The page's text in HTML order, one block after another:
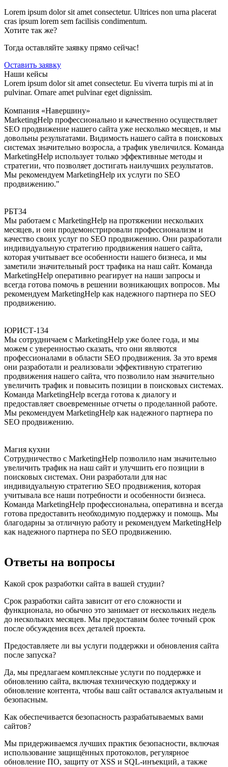
Lorem ipsum dolor sit amet consectetur. Ultrices non urna placerat
cras ipsum lorem sem facilisis condimentum.
Хотите так же?
Тогда оставляйте заявку прямо сейчас!
Оставить заявку
Наши кейсы
Lorem ipsum dolor sit amet consectetur. Eu viverra turpis mi at in
pulvinar. Ornare amet pulvinar eget dignissim.
Компания «Навершину»
MarketingHelp профессионально и качественно осуществляет
SEO продвижение нашего сайта уже несколько месяцев, и мы
довольны результатами. Видимость нашего сайта в поисковых
системах значительно возросла, а трафик увеличился. Команда
MarketingHelp использует только эффективные методы и
стратегии, что позволяет достигать наилучших результатов.
Мы рекомендуем MarketingHelp их услуги по SEO
продвижению."
РБТ34
Мы работаем с MarketingHelp на протяжении нескольких
месяцев, и они продемонстрировали профессионализм и
качество своих услуг по SEO продвижению. Они разработали
индивидуальную стратегию продвижения нашего сайта,
которая учитывает все особенности нашего бизнеса, и мы
заметили значительный рост трафика на наш сайт. Команда
MarketingHelp оперативно реагирует на наши запросы и
всегда готова помочь в решении возникающих вопросов. Мы
рекомендуем MarketingHelp как надежного партнера по SEO
продвижению.
ЮРИСТ-134
Мы сотрудничаем с MarketingHelp уже более года, и мы
можем с уверенностью сказать, что они являются
профессионалами в области SEO продвижения. За это время
они разработали и реализовали эффективную стратегию
продвижения нашего сайта, что позволило нам значительно
увеличить трафик и повысить позиции в поисковых системах.
Команда MarketingHelp всегда готова к диалогу и
предоставляет своевременные отчеты о проделанной работе.
Мы рекомендуем MarketingHelp как надежного партнера по
SEO продвижению.
Магия кухни
Сотрудничество с MarketingHelp позволило нам значительно
увеличить трафик на наш сайт и улучшить его позиции в
поисковых системах. Они разработали для нас
индивидуальную стратегию SEO продвижения, которая
учитывала все наши потребности и особенности бизнеса.
Команда MarketingHelp профессиональна, оперативна и всегда
готова предоставить необходимую поддержку и помощь. Мы
благодарны за отличную работу и рекомендуем MarketingHelp
как надежного партнера по SEO продвижению.
Ответы на вопросы
Какой срок разработки сайта в вашей студии?
Срок разработки сайта зависит от его сложности и
функционала, но обычно это занимает от нескольких недель
до нескольких месяцев. Мы предоставим более точный срок
после обсуждения всех деталей проекта.
Предоставляете ли вы услуги поддержки и обновления сайта
после запуска?
Да, мы предлагаем комплексные услуги по поддержке и
обновлению сайта, включая техническую поддержку и
обновление контента, чтобы ваш сайт оставался актуальным и
безопасным.
Как обеспечивается безопасность разрабатываемых вами
сайтов?
Мы придерживаемся лучших практик безопасности, включая
использование защищённых протоколов, регулярное
обновление ПО, защиту от XSS и SQL-инъекций, а также